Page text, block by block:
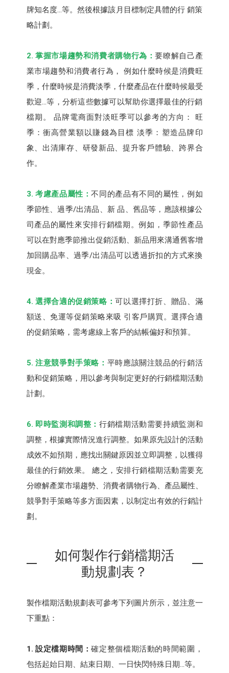
牌知名度...等。然後根據該月目標制定具體的行 銷策
略計劃。
2. 掌握市場趨勢和消費者購物行為：要瞭解自己產
業市場趨勢和消費者行為， 例如什麼時候是消費旺
季，什麼時候是消費淡季，什麼產品在什麼時候最受
歡迎...等，分析這些數據可以幫助你選擇最佳的行銷
檔期。 品牌電商面對淡旺季可以參考的方向： 旺
季：衝高營業額以賺錢為目標 淡季：塑造品牌印
象、出清庫存、研發新品、提升客戶體驗、跨界合
作。
3. 考慮產品屬性：不同的產品有不同的屬性，例如
季節性、過季/出清品、新 品、舊品等，應該根據公
司產品的屬性來安排行銷檔期。例如，季節性產品
可以在對應季節推出促銷活動、新品用來溝通舊客增
加回購品率、過季/出清品可以透過折扣的方式來換
現金。
4. 選擇合適的促銷策略：可以選擇打折、贈品、滿
額送、免運等促銷策略來吸 引客戶購買。選擇合適
的促銷策略，需考慮線上客戶的結帳偏好和預算。
5. 注意競爭對手策略： 平時應該關注競品的行銷活
動和促銷策略，用以參考與制定更好的行銷檔期活動
計劃。
6. 即時監測和調整：行銷檔期活動需要持續監測和
調整，根據實際情況進行調整。如果原先設計的活動
成效不如預期，應找出關鍵原因並立即調整，以獲得
最佳的行銷效果。 總之，安排行銷檔期活動需要充
分瞭解產業市場趨勢、消費者購物行為、產品屬性、
競爭對手策略等多方面因素，以制定出有效的行銷計
劃。
如何製作行銷檔期活
動規劃表？
製作檔期活動規劃表可參考下列圖片所示，並注意一
下重點：
1. 設定檔期時間：確定整個檔期活動的時間範圍，
包括起始日期、結束日期、一日快閃特殊日期...等。